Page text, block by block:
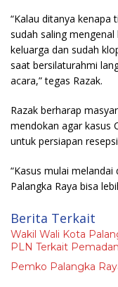
“Kalau ditanya kenapa
sudah saling
keluarga dan sudah
saat bersilaturahmi
acara,” tegas Razak.
Razak berharap
mendokan agar kasus
untuk persiapan
“Kasus mulai
Palangka Raya bisa
Berita Terkait
Wakil Wali Kota
PLN Terkait
Pemko Palangka